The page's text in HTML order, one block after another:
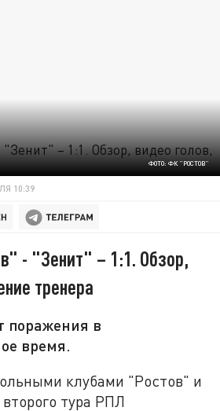
ФОТО: ФК "РОСТОВ"
10:39
- "Зенит" – 1:1. Обзор,
тренера
поражения в
время.
клубами "Ростов" и
тура РПЛ